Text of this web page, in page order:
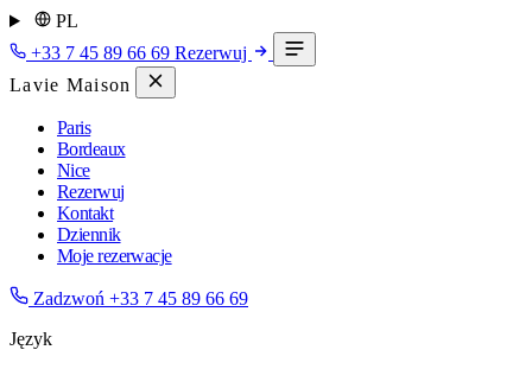
PL
+33 7 45 89 66 69 Rezerwuj
Lavie Maison
Paris
Bordeaux
Nice
Rezerwuj
Kontakt
Dziennik
Moje rezerwacje
Zadzwoń +33 7 45 89 66 69
Język